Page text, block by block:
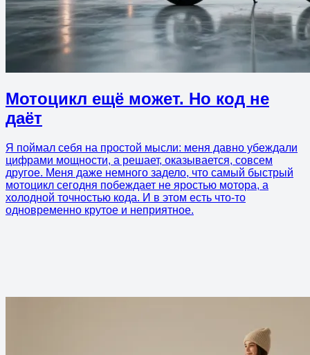
Мотоцикл ещё может. Но код не
даёт
Я поймал себя на простой мысли: меня давно убеждали
цифрами мощности, а решает, оказывается, совсем
другое. Меня даже немного задело, что самый быстрый
мотоцикл сегодня побеждает не яростью мотора, а
холодной точностью кода. И в этом есть что-то
одновременно крутое и неприятное.